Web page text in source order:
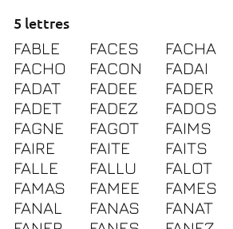
5 lettres
FABLE FACES FACHA
FACHO
FACON FADAI
FADAT
FADEE FADER
FADET
FADEZ FADOS
FAGNE
FAGOT FAIMS
FAIRE
FAITE FAITS
FALLE
FALLU FALOT
FAMAS
FAMEE FAMES
FANAL
FANAS FANAT